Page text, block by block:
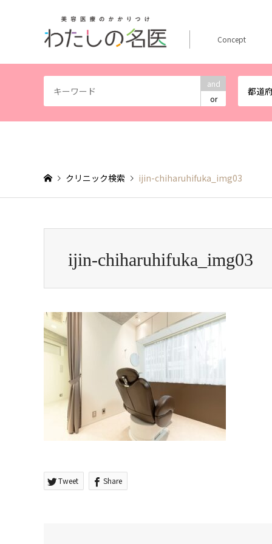
and
or
都道
Concept
クリニック検索 ijin-chiharuhifuka_img03
ijin-chiharuhifuka_img03
Tweet Share